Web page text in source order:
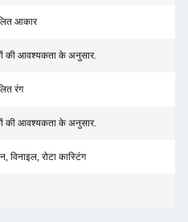
आकार
की आवश्यकता के अनुसार.
रंग
की आवश्यकता के अनुसार.
विनाइल, रोटा कास्टिंग